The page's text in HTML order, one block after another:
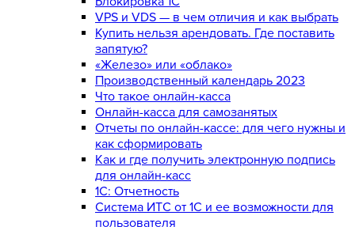
VPS и VDS — в чем отличия и как выбрать
Купить нельзя арендовать. Где поставить
запятую?
«Железо» или «облако»
Производственный календарь 2023
Что такое онлайн-касса
Онлайн-касса для самозанятых
Отчеты по онлайн-кассе: для чего нужны и
как сформировать
Как и где получить электронную подпись
для онлайн-касс
1С: Отчетность
Система ИТС от 1С и ее возможности для
пользователя